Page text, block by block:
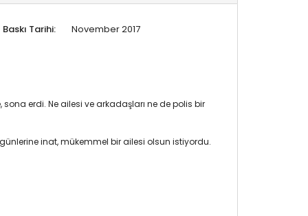
Baskı Tarihi: November 2017
erdi. Ne ailesi ve arkadaşları ne de polis bir
inat, mükemmel bir ailesi olsun istiyordu.